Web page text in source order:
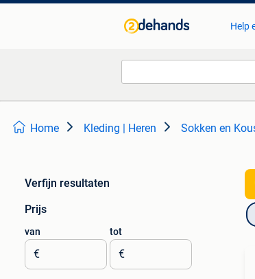
Help
Home Kleding | Heren Sokken en
Verfijn resultaten
Prijs
van
€
tot
€